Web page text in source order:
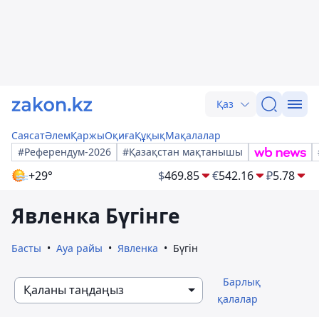
Қаз
СаясатӘлемҚаржыОқиғаҚұқықМақалалар
#Референдум-2026
#Қазақстан мақтанышы
+29° $469.85 €542.16 ₽5.78
Явленка Бүгінге
Басты Ауа райы Явленка Бүгін
Қаланы таңдаңыз
Барлық
қалалар